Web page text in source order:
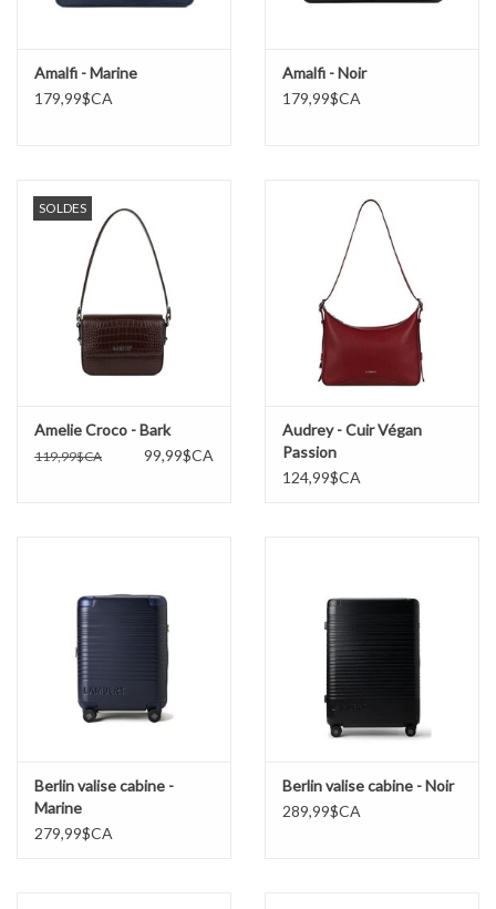
Amalfi - Marine
179,99$CA
Amalfi - Noir
179,99$CA
SOLDES
Amelie Croco - Bark
119,99$CA 99,99$CA
Audrey - Cuir Végan
Passion
124,99$CA
Berlin valise cabine -
Marine
279,99$CA
Berlin valise cabine - Noir
289,99$CA